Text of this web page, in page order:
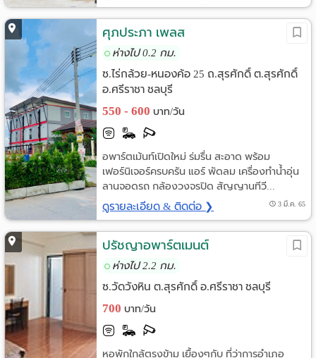
ศุภประภา เพลส
ห่างไป 0.2 กม.
ซ.ไร่กล้วย-หนองค้อ 25 ถ.สุรศักดิ์ ต.สุรศักดิ์
อ.ศรีราชา ชลบุรี
550 - 600 บาท/วัน
อพาร์ตเม้นท์เปิดใหม่ ร่มรื่น สะอาด พร้อม
เฟอร์นิเจอร์ครบครัน แอร์ พัดลม เครื่องทำน้ำอุ่น
ลานจอดรถ กล้องวงจรปิด สัญญานทีวี...
ดูรายละเอียด & ติดต่อ ❯ 3 มี.ค. 65
ปรัชญาอพาร์ตเมนต์
ห่างไป 2.2 กม.
ซ.วัดวังหิน ต.สุรศักดิ์ อ.ศรีราชา ชลบุรี
700 บาท/วัน
หอพักใกล้ตรงข้าม เยื้องๆกับ ที่ว่าการอำเภอ